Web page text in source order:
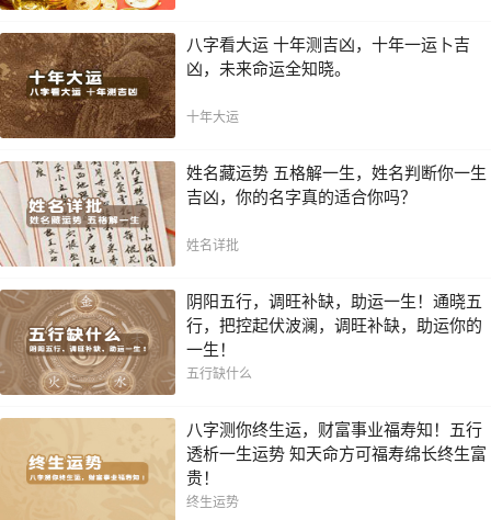
八字看大运 十年测吉凶，十年一运卜吉
凶，未来命运全知晓。
十年大运
姓名藏运势 五格解一生，姓名判断你一生
吉凶，你的名字真的适合你吗？
姓名详批
阴阳五行，调旺补缺，助运一生！通晓五
行，把控起伏波澜，调旺补缺，助运你的
一生！
五行缺什么
八字测你终生运，财富事业福寿知！五行
透析一生运势 知天命方可福寿绵长终生富
贵！
终生运势